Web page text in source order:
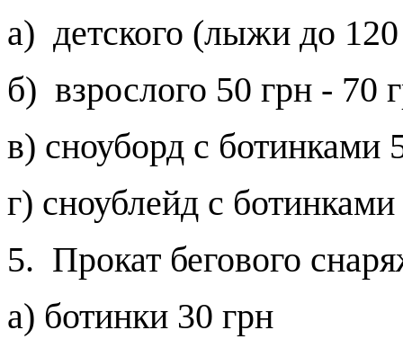
а) детского (лыжи до
б) взрослого 50 грн - 70
в) сноуборд с ботинками
г) сноублейд с ботинками
5. Прокат бегового
а) ботинки 30 грн